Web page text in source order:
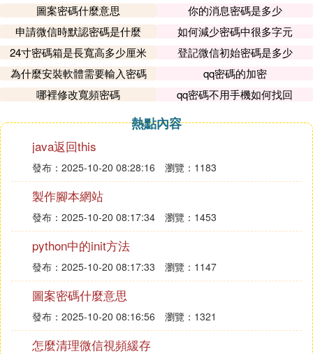
圖案密碼什麼意思
你的消息密碼是多少
申請微信時默認密碼是什麼
如何減少密碼中很多字元
24寸密碼箱是長寬高多少厘米
登記微信初始密碼是多少
為什麼安裝軟體需要輸入密碼
qq密碼的加密
哪裡修改寬頻密碼
qq密碼不用手機如何找回
熱點內容
java返回this
發布：2025-10-20 08:28:16 瀏覽：1183
製作腳本網站
發布：2025-10-20 08:17:34 瀏覽：1453
python中的init方法
發布：2025-10-20 08:17:33 瀏覽：1147
圖案密碼什麼意思
發布：2025-10-20 08:16:56 瀏覽：1321
怎麼清理微信視頻緩存